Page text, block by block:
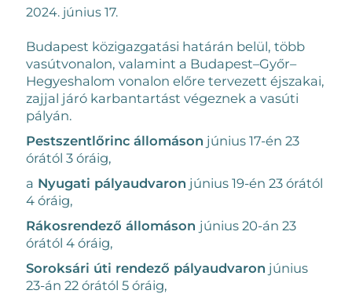
2024. június 17.
Budapest közigazgatási határán belül, több
vasútvonalon, valamint a Budapest–Győr–
Hegyeshalom vonalon előre tervezett éjszakai,
zajjal járó karbantartást végeznek a vasúti
pályán.
Pestszentlőrinc állomáson június 17-én 23
órától 3 óráig,
a Nyugati pályaudvaron június 19-én 23 órától
4 óráig,
Rákosrendező állomáson június 20-án 23
órától 4 óráig,
Soroksári úti rendező pályaudvaron június
23-án 22 órától 5 óráig,